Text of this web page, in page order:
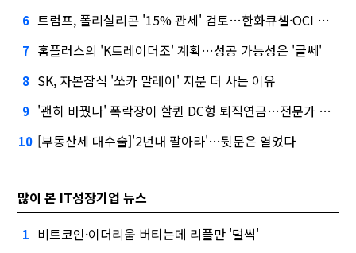
6 트럼프, 폴리실리콘 '15% 관세' 검토…한화큐셀·OCI 영향은?
7 홈플러스의 'K트레이더조' 계획…성공 가능성은 '글쎄'
8 SK, 자본잠식 '쏘카 말레이' 지분 더 사는 이유
9 '괜히 바꿨나' 폭락장이 할퀸 DC형 퇴직연금…전문가 조언은
10 [부동산세 대수술]'2년내 팔아라'…뒷문은 열었다
많이 본 IT성장기업 뉴스
1 비트코인·이더리움 버티는데 리플만 '털썩'